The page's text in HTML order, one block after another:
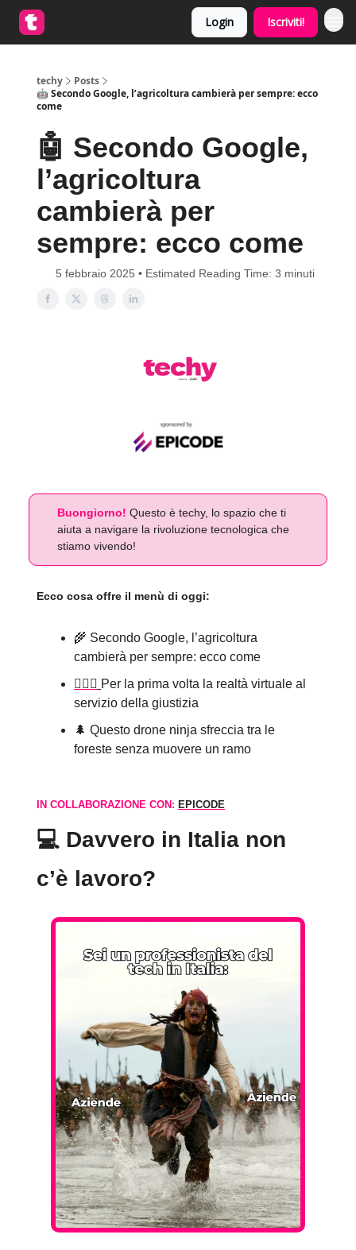
Login Iscriviti!
techy
Posts
🤖 Secondo Google, l’agricoltura cambierà per sempre: ecco
come
🤖 Secondo Google,
l’agricoltura
cambierà per
sempre: ecco come
5 febbraio 2025 • Estimated Reading Time: 3 minuti
Buongiorno! Questo è techy, lo spazio che ti
aiuta a navigare la rivoluzione tecnologica che
stiamo vivendo!
Ecco cosa offre il menù di oggi:
🌾 Secondo Google, l’agricoltura
cambierà per sempre: ecco come
👨🏻‍⚖️ Per la prima volta la realtà virtuale al
servizio della giustizia
🌲 Questo drone ninja sfreccia tra le
foreste senza muovere un ramo
IN COLLABORAZIONE CON: EPICODE
💻 Davvero in Italia non
c’è lavoro?